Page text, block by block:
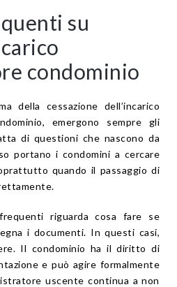
su
condominio
della cessazione dell’incarico
emergono sempre gli
di questioni che nascono da
portano i condomini a cercare
quando il passaggio di
riguarda cosa fare se
i documenti. In questi casi,
Il condominio ha il diritto di
e può agire formalmente
uscente continua a non